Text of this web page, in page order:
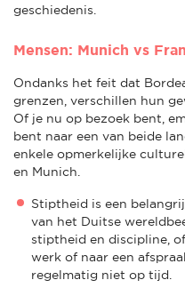
geschiedenis.
Mensen: Munich vs
Ondanks het feit dat
grenzen, verschillen hun
Of je nu op bezoek bent,
bent naar een van beide
enkele opmerkelijke
en Munich.
Stiptheid is een
van het Duitse
stiptheid en discipline,
werk of naar een
regelmatig niet op tijd.